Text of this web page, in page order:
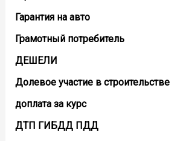
Гарантия на авто
Грамотный потребитель
ДЕШЕЛИ
Долевое участие в строительстве
доплата за курс
ДТП ГИБДД ПДД